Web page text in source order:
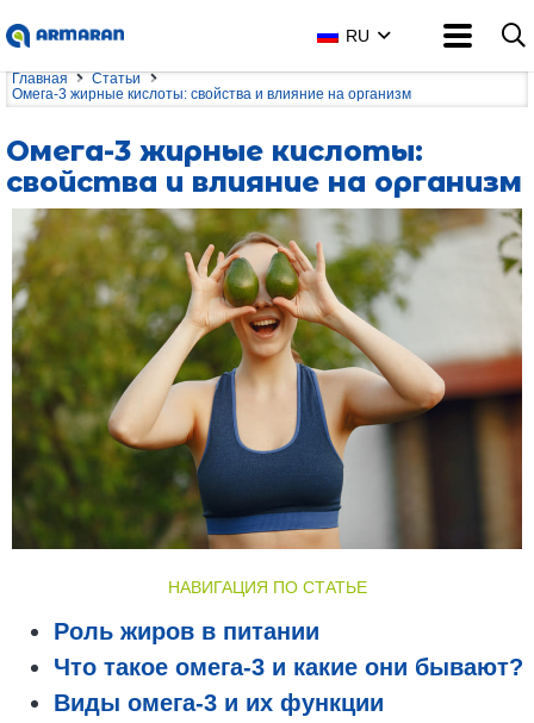
RU
Главная
Статьи
Омега-3 жирные кислоты: свойства и влияние на организм
Омега-3 жирные кислоты:
свойства и влияние на организм
НАВИГАЦИЯ ПО СТАТЬЕ
Роль жиров в питании
Что такое омега-3 и какие они бывают?
Виды омега-3 и их функции